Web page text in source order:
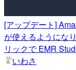
[アップデート]
が使えるようにな
リックで EMR
いわさ